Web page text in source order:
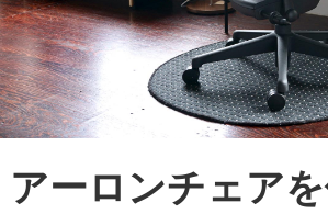
アーロンチェア